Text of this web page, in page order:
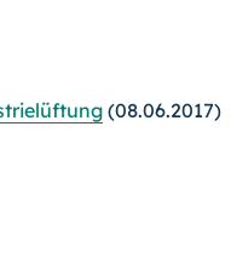
(08.06.2017)